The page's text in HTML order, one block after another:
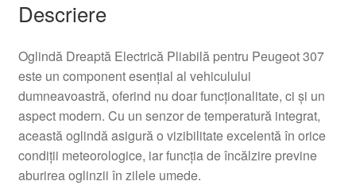
Descriere
Oglindă Dreaptă Electrică Pliabilă pentru Peugeot 307
este un component esențial al vehiculului
dumneavoastră, oferind nu doar funcționalitate, ci și un
aspect modern. Cu un senzor de temperatură integrat,
această oglindă asigură o vizibilitate excelentă în orice
condiții meteorologice, iar funcția de încălzire previne
aburirea oglinzii în zilele umede.